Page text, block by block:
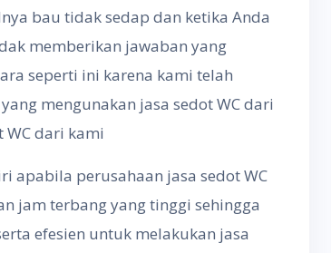
bau tidak sedap dan ketika Anda
memberikan jawaban yang
seperti ini karena kami telah
mengunakan jasa sedot WC dari
dari kami
apabila perusahaan jasa sedot WC
jam terbang yang tinggi sehingga
efesien untuk melakukan jasa